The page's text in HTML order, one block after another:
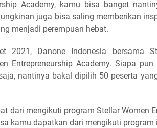
Academy, kamu bisa banget
juga bisa saling memberikan
menjadi perempuan hebat.
Danone Indonesia bersama
Entrepreneurship Academy. Siapa
nantinya bakal dipilih 50 peserta
dari mengikuti program Stellar Women
kamu dapatkan dari mengikuti program